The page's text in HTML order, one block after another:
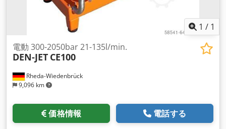
プ。コメットRW/TWプレミアム - HDリール：手動で最大30m
の1/2または100mの3/8ホース（付属30 m. 1/2 "または100 m.
3/8 "ホース（付属 - 給水リール：手動式 50m 3/4 "ホース付き
- 水タンク600 l - ディーゼルタンク75 l - タンク付き防石灰ポ
ンプ - 75kW加熱モジュール - ご要望に応じてオプションとアク
セサリーをご用意しております。
1 / 1
Rheda-Wiedenbrück
9,096 km
電動 300-2050bar 21-135l/min.
DEN-JET CE100
価格情報 電話する